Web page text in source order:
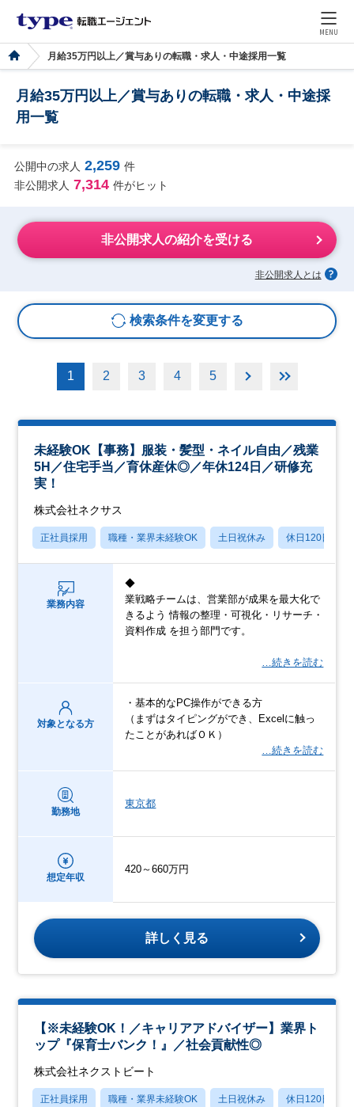
MENU
月給35万円以上／賞与ありの転職・求人・中途採用一覧
月給35万円以上／賞与ありの転職・求人・中途採
用一覧
公開中の求人 2,259 件
非公開求人 7,314 件がヒット
非公開求人の紹介を受ける
非公開求人とは
検索条件を変更する
1 2 3 4 5
未経験OK【事務】服装・髪型・ネイル自由／残業
5H／住宅手当／育休産休◎／年休124日／研修充
実！
株式会社ネクサス
正社員採用 職種・業界未経験OK 土日祝休み 休日120日以上
業務内容
◆
業戦略チームは、営業部が成果を最大化で
きるよう 情報の整理・可視化・リサーチ・
資料作成 を担う部門です。
…続きを読む
対象となる方
・基本的なPC操作ができる方
（まずはタイピングができ、Excelに触っ
たことがあればＯＫ）
…続きを読む
勤務地
東京都
想定年収
420～660万円
詳しく見る
【※未経験OK！／キャリアアドバイザー】業界ト
ップ『保育士バンク！』／社会貢献性◎
株式会社ネクストビート
正社員採用 職種・業界未経験OK 土日祝休み 休日120日以上